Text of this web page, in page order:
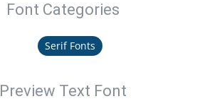
Font Categories
Serif Fonts
Preview Text Font